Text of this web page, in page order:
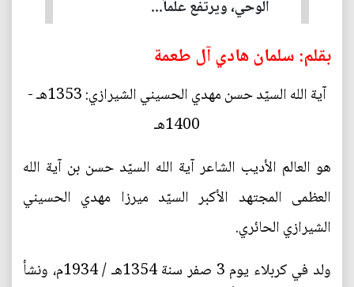
الوحي، ويرتفع علماً...
بقلم: سلمان هادي آل طعمة
آية الله السيّد حسن مهدي الحسيني الشيرازي: 1353هـ -
1400هـ
هو العالم الأديب الشاعر آية الله السيّد حسن بن آية الله
العظمى المجتهد الأكبر السيّد ميرزا مهدي الحسيني
الشيرازي الحائري.
ولد في كربلاء يوم 3 صفر سنة 1354هـ / 1934م، ونشأ